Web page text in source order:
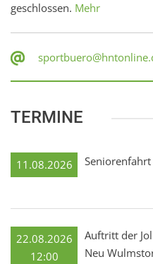
geschlossen. Mehr
TERMINE
11.08.2026
22.08.2026
12:00
Auftritt der
Neu